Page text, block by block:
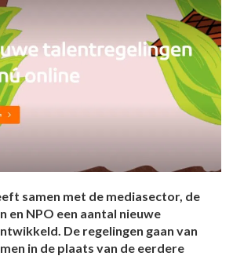
samen met de mediasector, de
en NPO een aantal nieuwe
De regelingen gaan van
in de plaats van de eerdere